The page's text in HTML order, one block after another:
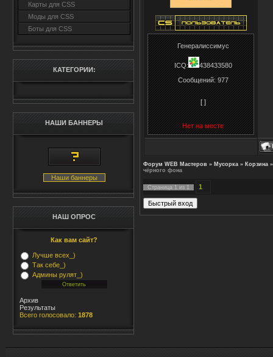
Карты для CSS
Моды для CSS
Боты для CSS
КАТЕГОРИИ:
НАШИ БАННЕРЫ
Наши баннеры
НАШ ОПРОС
Как вам сайт?
Лучше всех_)
Так себе_)
Админы рулят_)
Архив
Результаты
Всего голосовало: 1878
Генералиссимус
ICQ:
438433580
Сообщений:977
[ ]
Нет на месте
Форум WEB Мастеров » Мусорка » Корзина »
чёрного фона
Страница 1 из 1 1